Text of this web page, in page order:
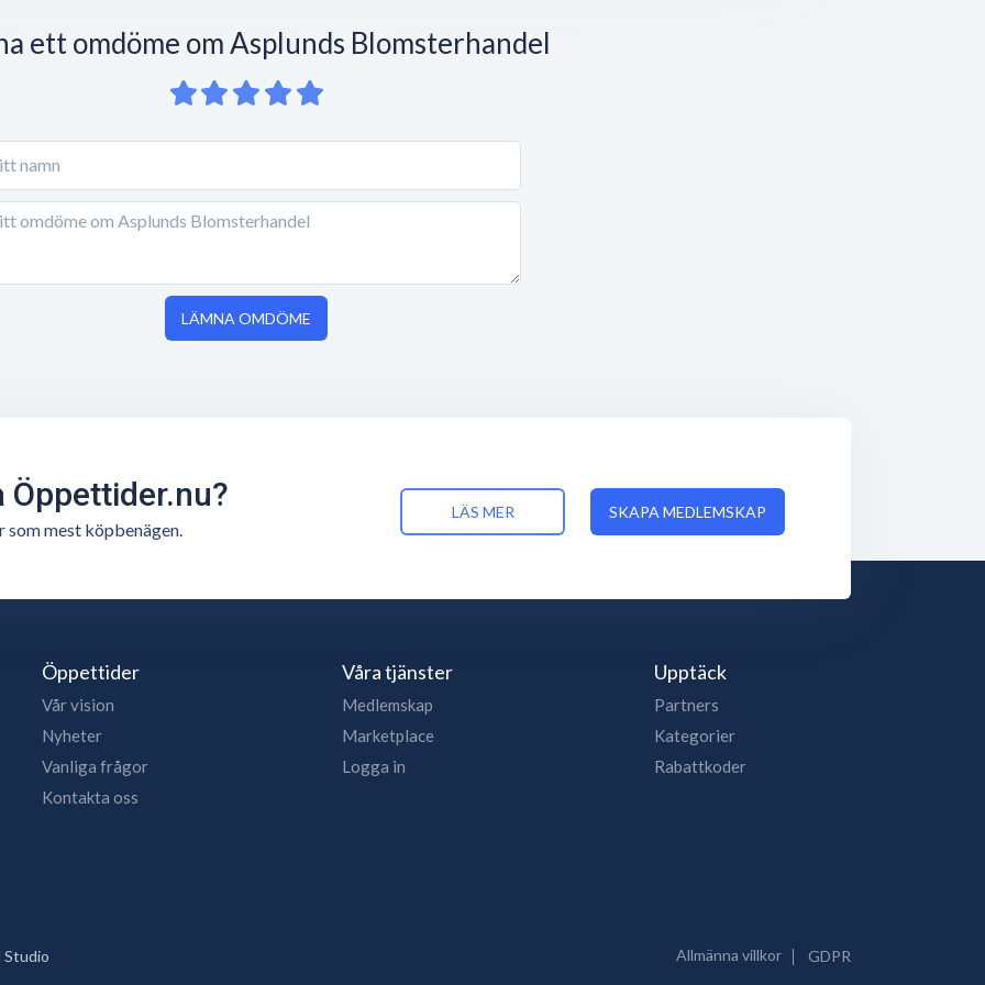
ett omdöme om Asplunds Blomsterhandel
LÄMNA OMDÖME
Öppettider.nu?
som mest köpbenägen.
LÄS MER SKAPA MEDLEMSKAP
Öppettider
Vår vision
Nyheter
Vanliga frågor
Kontakta oss
Våra tjänster
Medlemskap
Marketplace
Logga in
Upptäck
Partners
Kategorier
Rabattkoder
Studio Allmänna villkor GDPR